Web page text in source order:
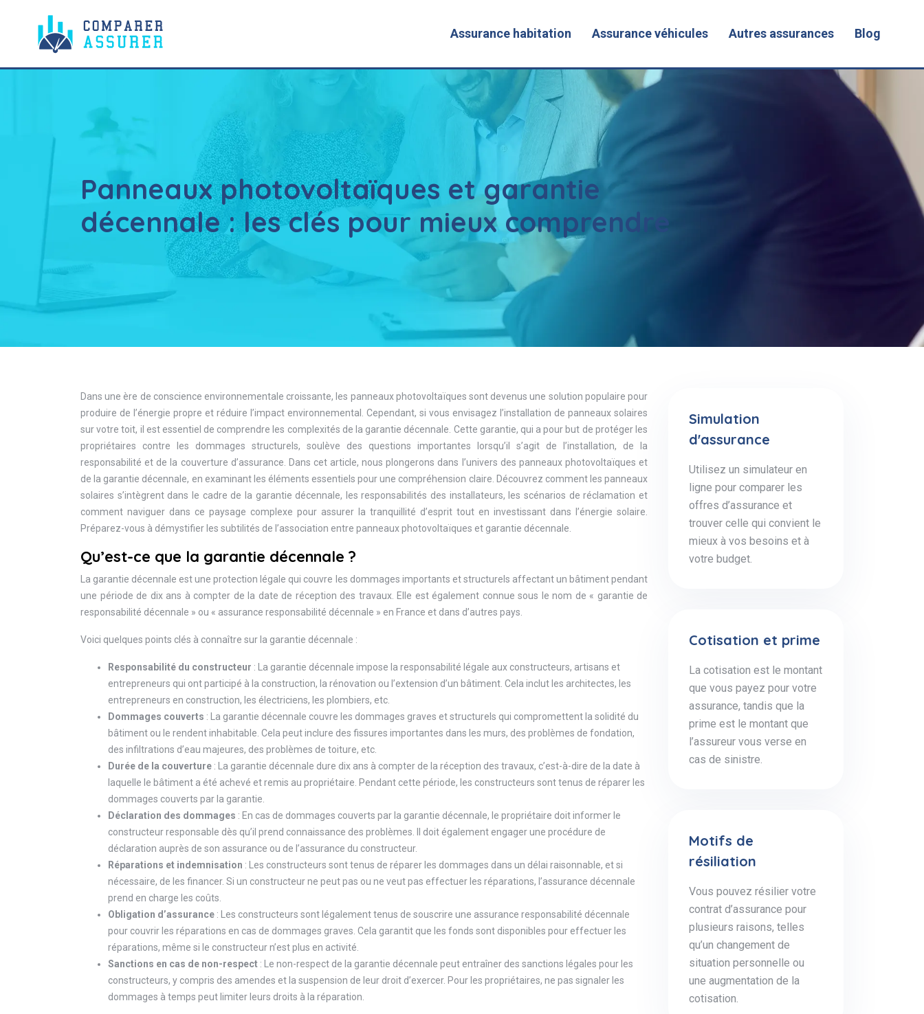
Assurance habitation Assurance véhicules Autres assurances Blog
Panneaux photovoltaïques et garantie
décennale : les clés pour mieux comprendre
Dans une ère de conscience environnementale croissante, les panneaux photovoltaïques sont devenus une solution populaire pour
produire de l’énergie propre et réduire l’impact environnemental. Cependant, si vous envisagez l’installation de panneaux solaires
sur votre toit, il est essentiel de comprendre les complexités de la garantie décennale. Cette garantie, qui a pour but de protéger les
propriétaires contre les dommages structurels, soulève des questions importantes lorsqu’il s’agit de l’installation, de la
responsabilité et de la couverture d’assurance. Dans cet article, nous plongerons dans l’univers des panneaux photovoltaïques et
de la garantie décennale, en examinant les éléments essentiels pour une compréhension claire. Découvrez comment les panneaux
solaires s’intègrent dans le cadre de la garantie décennale, les responsabilités des installateurs, les scénarios de réclamation et
comment naviguer dans ce paysage complexe pour assurer la tranquillité d’esprit tout en investissant dans l’énergie solaire.
Préparez-vous à démystifier les subtilités de l’association entre panneaux photovoltaïques et garantie décennale.
Qu’est-ce que la garantie décennale ?
La garantie décennale est une protection légale qui couvre les dommages importants et structurels affectant un bâtiment pendant
une période de dix ans à compter de la date de réception des travaux. Elle est également connue sous le nom de « garantie de
responsabilité décennale » ou « assurance responsabilité décennale » en France et dans d’autres pays.
Voici quelques points clés à connaître sur la garantie décennale :
Responsabilité du constructeur : La garantie décennale impose la responsabilité légale aux constructeurs, artisans et
entrepreneurs qui ont participé à la construction, la rénovation ou l’extension d’un bâtiment. Cela inclut les architectes, les
entrepreneurs en construction, les électriciens, les plombiers, etc.
Dommages couverts : La garantie décennale couvre les dommages graves et structurels qui compromettent la solidité du
bâtiment ou le rendent inhabitable. Cela peut inclure des fissures importantes dans les murs, des problèmes de fondation,
des infiltrations d’eau majeures, des problèmes de toiture, etc.
Durée de la couverture : La garantie décennale dure dix ans à compter de la réception des travaux, c’est-à-dire de la date à
laquelle le bâtiment a été achevé et remis au propriétaire. Pendant cette période, les constructeurs sont tenus de réparer les
dommages couverts par la garantie.
Déclaration des dommages : En cas de dommages couverts par la garantie décennale, le propriétaire doit informer le
constructeur responsable dès qu’il prend connaissance des problèmes. Il doit également engager une procédure de
déclaration auprès de son assurance ou de l’assurance du constructeur.
Réparations et indemnisation : Les constructeurs sont tenus de réparer les dommages dans un délai raisonnable, et si
nécessaire, de les financer. Si un constructeur ne peut pas ou ne veut pas effectuer les réparations, l’assurance décennale
prend en charge les coûts.
Obligation d’assurance : Les constructeurs sont légalement tenus de souscrire une assurance responsabilité décennale
pour couvrir les réparations en cas de dommages graves. Cela garantit que les fonds sont disponibles pour effectuer les
réparations, même si le constructeur n’est plus en activité.
Sanctions en cas de non-respect : Le non-respect de la garantie décennale peut entraîner des sanctions légales pour les
constructeurs, y compris des amendes et la suspension de leur droit d’exercer. Pour les propriétaires, ne pas signaler les
dommages à temps peut limiter leurs droits à la réparation.
Simulation
d'assurance
Utilisez un simulateur en
ligne pour comparer les
offres d’assurance et
trouver celle qui convient le
mieux à vos besoins et à
votre budget.
Cotisation et prime
La cotisation est le montant
que vous payez pour votre
assurance, tandis que la
prime est le montant que
l’assureur vous verse en
cas de sinistre.
Motifs de
résiliation
Vous pouvez résilier votre
contrat d’assurance pour
plusieurs raisons, telles
qu’un changement de
situation personnelle ou
une augmentation de la
cotisation.